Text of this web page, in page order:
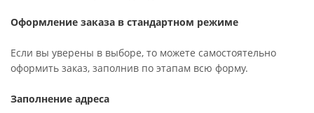
Оформление заказа в стандартном режиме
Если вы уверены в выборе, то можете самостоятельно
оформить заказ, заполнив по этапам всю форму.
Заполнение адреса